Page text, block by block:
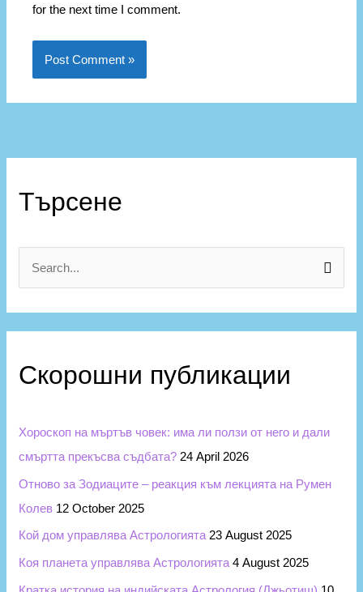
for the next time I comment.
Търсене
c
:
Скорошни публикации
Хороскоп на мъртъв човек: има ли ползи от него и дали
смъртта прекъсва съдбата? 24 April 2026
Отново за Зодиаците – реакция към лекцията на Румен
Колев 12 October 2025
Кой дом управлява Астрологията 23 August 2025
Коя планета управлява Астрологията 4 August 2025
а
о
р
и